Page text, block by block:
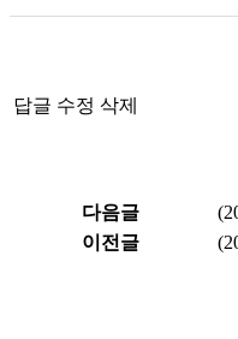
답글 수정 삭제
다음글 (
이전글
(